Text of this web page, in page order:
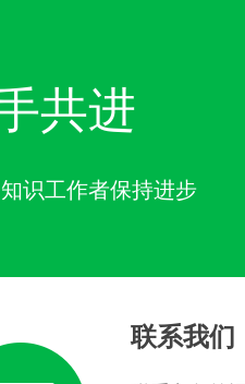
共进
识工作者保持进步
联系我们